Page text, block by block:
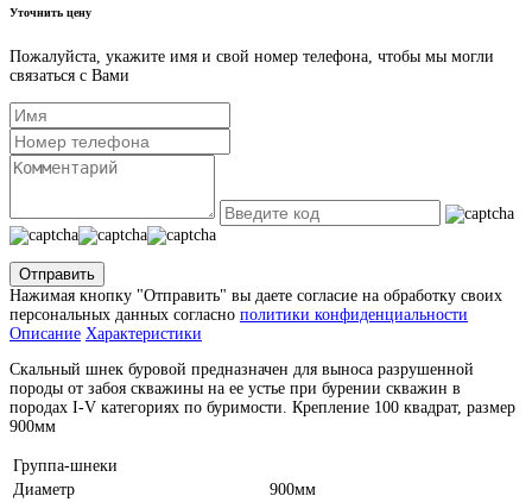
Уточнить цену
Пожалуйста, укажите имя и свой номер телефона, чтобы мы могли
связаться с Вами
Отправить
Нажимая кнопку "Отправить" вы даете согласие на обработку своих
персональных данных согласно политики конфиденциальности
Описание Характеристики
Скальный шнек буровой предназначен для выноса разрушенной
породы от забоя скважины на ее устье при бурении скважин в
породах I-V категориях по буримости. Крепление 100 квадрат, размер
900мм
Группа-шнеки
Диаметр
900мм